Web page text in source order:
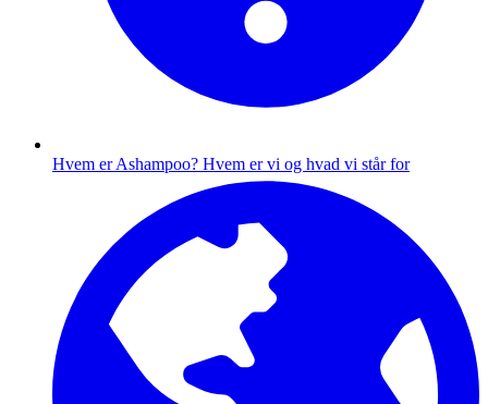
Hvem er Ashampoo? Hvem er vi og hvad vi står for